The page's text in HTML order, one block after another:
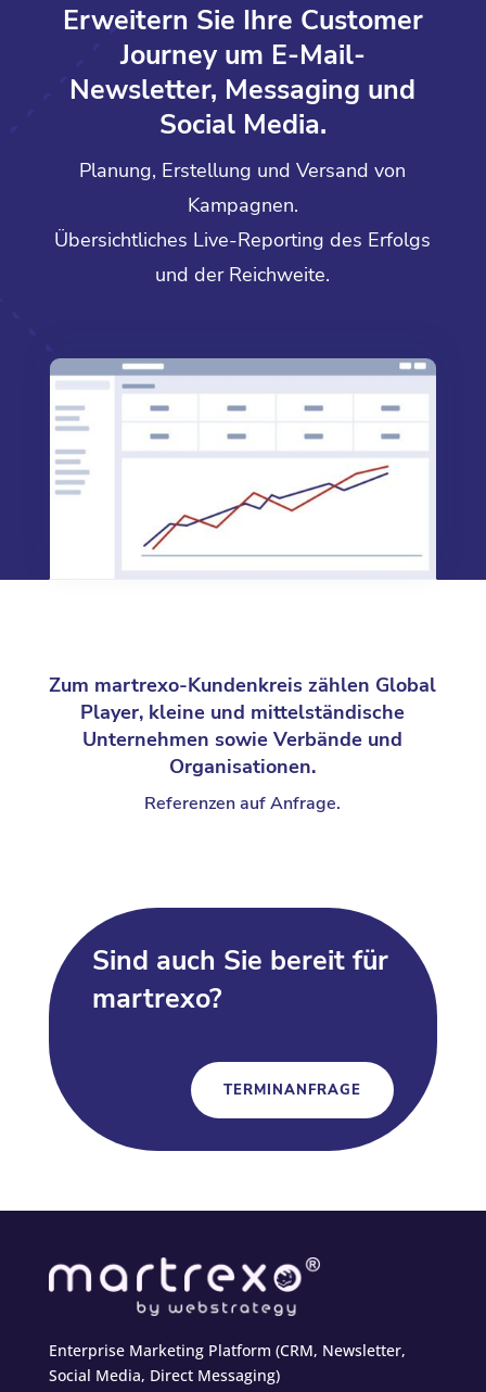
Erweitern Sie Ihre Customer
Journey um E-Mail-
Newsletter, Messaging und
Social Media.
Planung, Erstellung und Versand von
Kampagnen.
Übersichtliches Live-Reporting des Erfolgs
und der Reichweite.
Zum martrexo-Kundenkreis zählen Global
Player, kleine und mittelständische
Unternehmen sowie Verbände und
Organisationen.
Referenzen auf Anfrage.
Sind auch Sie bereit für
martrexo?
TERMINANFRAGE
Enterprise Marketing Platform (CRM, Newsletter,
Social Media, Direct Messaging)